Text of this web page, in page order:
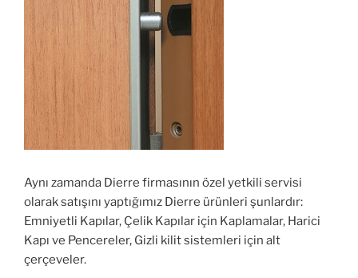
Aynı zamanda Dierre firmasının özel yetkili servisi
olarak satışını yaptığımız Dierre ürünleri şunlardır:
Emniyetli Kapılar, Çelik Kapılar için Kaplamalar, Harici
Kapı ve Pencereler, Gizli kilit sistemleri için alt
çerçeveler.